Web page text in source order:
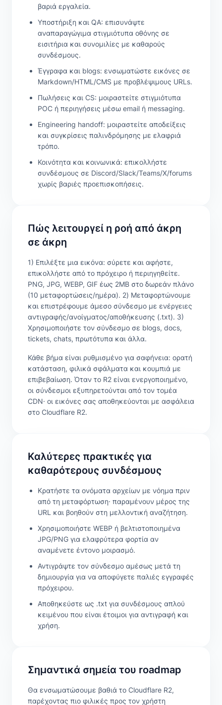
βαριά εργαλεία.
Υποστήριξη και QA: επισυνάψτε
αναπαραγώγιμα στιγμιότυπα οθόνης σε
εισιτήρια και συνομιλίες με καθαρούς
συνδέσμους.
Έγγραφα και blogs: ενσωματώστε εικόνες σε
Markdown/HTML/CMS με προβλέψιμους URLs.
Πωλήσεις και CS: μοιραστείτε στιγμιότυπα
POC ή περιηγήσεις μέσω email ή messaging.
Engineering handoff: μοιραστείτε αποδείξεις
και συγκρίσεις παλινδρόμησης με ελαφριά
τρόπο.
Κοινότητα και κοινωνικά: επικολλήστε
συνδέσμους σε Discord/Slack/Teams/X/forums
χωρίς βαριές προεπισκοπήσεις.
Πώς λειτουργεί η ροή από άκρη
σε άκρη
1) Επιλέξτε μια εικόνα: σύρετε και αφήστε,
επικολλήστε από το πρόχειρο ή περιηγηθείτε.
PNG, JPG, WEBP, GIF έως 2MB στο δωρεάν πλάνο
(10 μεταφορτώσεις/ημέρα). 2) Μεταφορτώνουμε
και επιστρέφουμε άμεσο σύνδεσμο με ενέργειες
αντιγραφής/ανοίγματος/αποθήκευσης (.txt). 3)
Χρησιμοποιήστε τον σύνδεσμο σε blogs, docs,
tickets, chats, πρωτότυπα και άλλα.
Κάθε βήμα είναι ρυθμισμένο για σαφήνεια: ορατή
κατάσταση, φιλικά σφάλματα και κουμπιά με
επιβεβαίωση. Όταν το R2 είναι ενεργοποιημένο,
οι σύνδεσμοι εξυπηρετούνται από τον τομέα
CDN· οι εικόνες σας αποθηκεύονται με ασφάλεια
στο Cloudflare R2.
Καλύτερες πρακτικές για
καθαρότερους συνδέσμους
Κρατήστε τα ονόματα αρχείων με νόημα πριν
από τη μεταφόρτωση· παραμένουν μέρος της
URL και βοηθούν στη μελλοντική αναζήτηση.
Χρησιμοποιήστε WEBP ή βελτιστοποιημένα
JPG/PNG για ελαφρύτερα φορτία αν
αναμένετε έντονο μοιρασμό.
Αντιγράψτε τον σύνδεσμο αμέσως μετά τη
δημιουργία για να αποφύγετε παλιές εγγραφές
πρόχειρου.
Αποθηκεύστε ως .txt για συνδέσμους απλού
κειμένου που είναι έτοιμοι για αντιγραφή και
χρήση.
Σημαντικά σημεία του roadmap
Θα ενσωματώσουμε βαθιά το Cloudflare R2,
παρέχοντας πιο φιλικές προς τον χρήστη